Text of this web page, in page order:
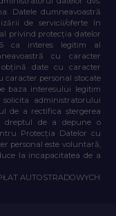
Datele dumneavoastră
de servicii/oferte în
privind protecția datelor
ca interes legitim al
cu caracter
date cu caracter
caracter personal stocate
baza interesului legitim
administratorului
de a rectifica ștergerea
dreptul de a depune o
Protecția Datelor cu
personal este voluntară,
la incapacitatea de a
AUTOSTRADOWYCH